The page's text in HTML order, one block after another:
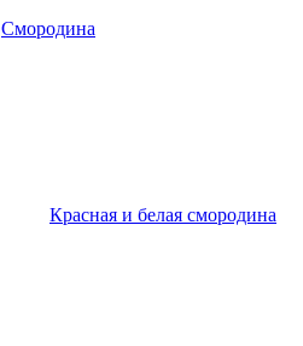
Смородина
Красная и белая смородина